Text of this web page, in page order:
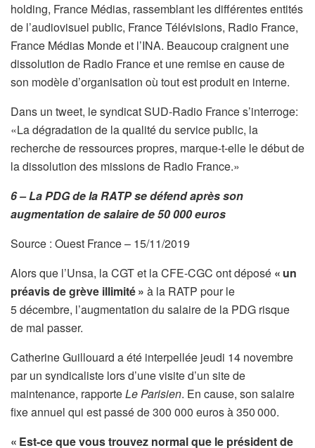
holding, France Médias, rassemblant les différentes entités
de l’audiovisuel public, France Télévisions, Radio France,
France Médias Monde et l’INA. Beaucoup craignent une
dissolution de Radio France et une remise en cause de
son modèle d’organisation où tout est produit en interne.
Dans un tweet, le syndicat SUD-Radio France s’interroge:
«La dégradation de la qualité du service public, la
recherche de ressources propres, marque-t-elle le début de
la dissolution des missions de Radio France.»
6 – La PDG de la RATP se défend après son
augmentation de salaire de 50 000 euros
Source : Ouest France – 15/11/2019
Alors que l’Unsa, la CGT et la CFE-CGC ont déposé « un
préavis de grève illimité » à la RATP pour le
5 décembre, l’augmentation du salaire de la PDG risque
de mal passer.
Catherine Guillouard a été interpellée jeudi 14 novembre
par un syndicaliste lors d’une visite d’un site de
maintenance, rapporteLe Parisien. En cause, son salaire
fixe annuel qui est passé de 300 000 euros à 350 000.
« Est-ce que vous trouvez normal que le président de